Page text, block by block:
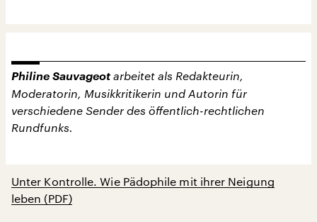
Philine Sauvageot arbeitet als Redakteurin,
Moderatorin, Musikkritikerin und Autorin für
verschiedene Sender des öffentlich-rechtlichen
Rundfunks.
Unter Kontrolle. Wie Pädophile mit ihrer Neigung
leben (PDF)